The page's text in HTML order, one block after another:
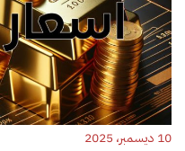
10 ديسمبر، 2025